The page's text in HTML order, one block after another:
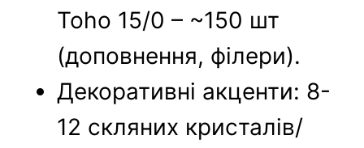
Toho 15/0 – ~150 шт
(доповнення, філери).
Декоративні акценти: 8-
12 скляних кристалів/